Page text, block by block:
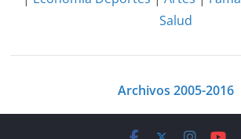
Salud
Archivos 2005-2016